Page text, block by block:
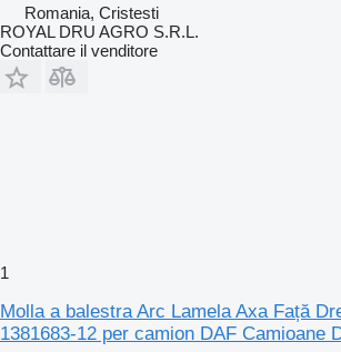
Romania, Cristesti
ROYAL DRU AGRO S.R.L.
Contattare il venditore
1
Molla a balestra Arc Lamela Axa Față
1381683-12 per camion DAF Camioane